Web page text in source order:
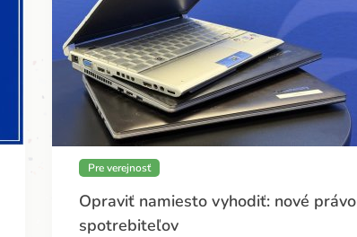
Pre verejnosť
Opraviť namiesto vyhodiť: nové právo
spotrebiteľov